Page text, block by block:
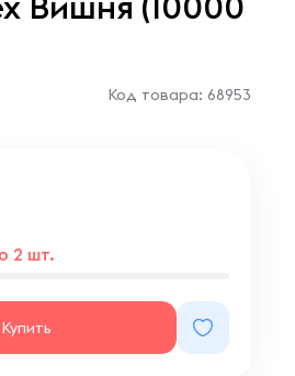
Код товара: 68953
2 шт.
Купить